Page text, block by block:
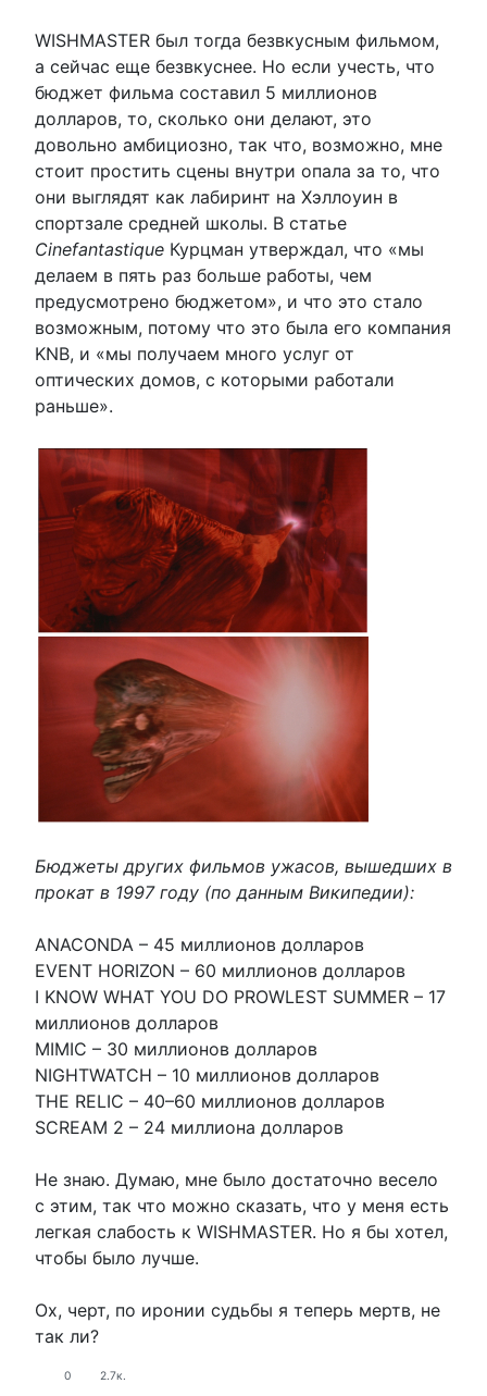
WISHMASTER был тогда безвкусным фильмом,
а сейчас еще безвкуснее. Но если учесть, что
бюджет фильма составил 5 миллионов
долларов, то, сколько они делают, это
довольно амбициозно, так что, возможно, мне
стоит простить сцены внутри опала за то, что
они выглядят как лабиринт на Хэллоуин в
спортзале средней школы. В статье
Cinefantastique Курцман утверждал, что «мы
делаем в пять раз больше работы, чем
предусмотрено бюджетом», и что это стало
возможным, потому что это была его компания
KNB, и «мы получаем много услуг от
оптических домов, с которыми работали
раньше».
Бюджеты других фильмов ужасов, вышедших в
прокат в 1997 году (по данным Википедии):
ANACONDA – 45 миллионов долларов
EVENT HORIZON – 60 миллионов долларов
I KNOW WHAT YOU DO PROWLEST SUMMER – 17
миллионов долларов
MIMIC – 30 миллионов долларов
NIGHTWATCH – 10 миллионов долларов
THE RELIC – 40–60 миллионов долларов
SCREAM 2 – 24 миллиона долларов
Не знаю. Думаю, мне было достаточно весело
с этим, так что можно сказать, что у меня есть
легкая слабость к WISHMASTER. Но я бы хотел,
чтобы было лучше.
Ох, черт, по иронии судьбы я теперь мертв, не
так ли?
0 2.7к.